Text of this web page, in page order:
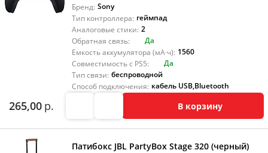
Бренд: Sony
Тип контроллера: геймпад
Аналоговые стики: 2
Обратная связь:
Да
Емкость аккумулятора (мА·ч): 1560
Совместимость с PS5:
Да
Тип связи: беспроводной
Способ подключения: кабель USB,Bluetooth
265,00 р. В корзину
Патибокс JBL PartyBox Stage 320 (черный)